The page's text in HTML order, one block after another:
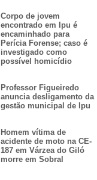
Corpo de jovem
encontrado em Ipu é
encaminhado para
Perícia Forense; caso é
investigado como
possível homicídio
Professor Figueiredo
anuncia desligamento da
gestão municipal de Ipu
Homem vítima de
acidente de moto na CE-
187 em Várzea do Giló
morre em Sobral